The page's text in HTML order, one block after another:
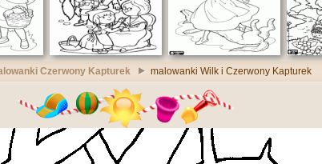
Czerwony Kapturek malowanki Wilk i Czerwony Kapturek